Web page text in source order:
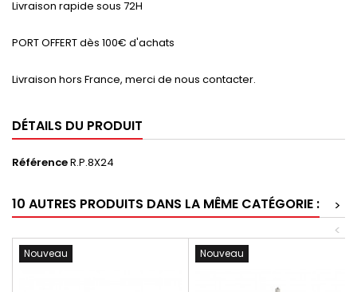
Livraison rapide sous 72H
PORT OFFERT dès 100€ d'achats
Livraison hors France, merci de nous contacter.
DÉTAILS DU PRODUIT
RéférenceR.P.8X24
10 AUTRES PRODUITS DANS LA MÊME CATÉGORIE :
>
<
Nouveau Nouveau